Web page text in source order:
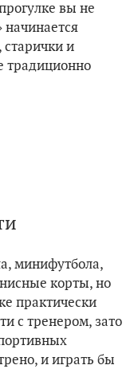
вы не
начинается
и
традиционно
минифутбола,
корты, но
практически
с тренером, зато
и играть бы